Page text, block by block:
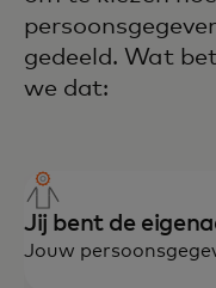
gedeeld. Wat
we dat:
Jij bent de
Jouw